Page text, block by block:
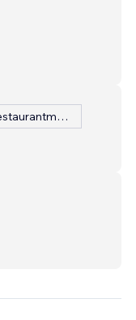
Oppsett av restaurantmeny